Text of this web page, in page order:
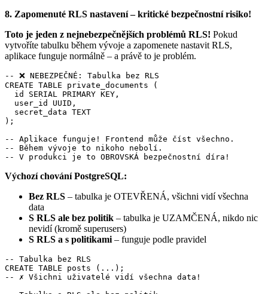
8. Zapomenuté RLS nastavení – kritické bezpečnostní risiko!
Toto je jeden z nejnebezpečnějších problémů RLS! Pokud
vytvoříte tabulku během vývoje a zapomenete nastavit RLS,
aplikace funguje normálně – a právě to je problém.
-- ❌ NEBEZPEČNÉ: Tabulka bez RLS
CREATE TABLE private_documents (
  id SERIAL PRIMARY KEY,
  user_id UUID,
  secret_data TEXT
);
-- Aplikace funguje! Frontend může číst všechno.
-- Během vývoje to nikoho nebolí.
-- V produkci je to OBROVSKÁ bezpečnostní díra!
Výchozí chování PostgreSQL:
Bez RLS – tabulka je OTEVŘENÁ, všichni vidí všechna
data
S RLS ale bez politik – tabulka je UZAMČENÁ, nikdo nic
nevidí (kromě superusers)
S RLS a s politikami – funguje podle pravidel
-- Tabulka bez RLS
CREATE TABLE posts (...);
-- ✗ Všichni uživatelé vidí všechna data!